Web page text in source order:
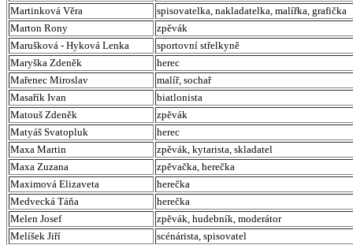
Martinková Věra
spisovatelka, nakladatelka, malířka, grafička
Marton Rony
zpěvák
Marušková - Hyková Lenka
sportovní střelkyně
Maryška Zdeněk
herec
Mařenec Miroslav
malíř, sochař
Masařík Ivan
biatlonista
Matouš Zdeněk
zpěvák
Matyáš Svatopluk
herec
Maxa Martin
zpěvák, kytarista, skladatel
Maxa Zuzana
zpěvačka, herečka
Maximová Elizaveta
herečka
Medvecká Táňa
herečka
Melen Josef
zpěvák, hudebník, moderátor
Melíšek Jiří
scénárista, spisovatel